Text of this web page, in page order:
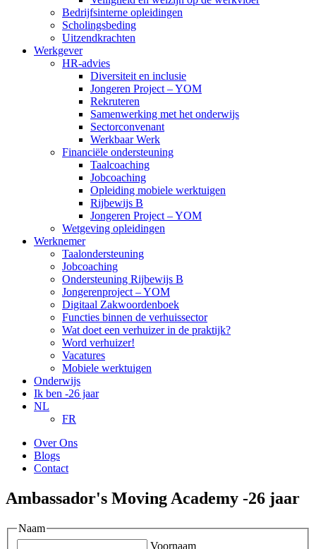
Bedrijfsinterne opleidingen
Scholingsbeding
Uitzendkrachten
Werkgever
HR-advies
Diversiteit en inclusie
Jongeren Project – YOM
Rekruteren
Samenwerking met het onderwijs
Sectorconvenant
Werkbaar Werk
Financiële ondersteuning
Taalcoaching
Jobcoaching
Opleiding mobiele werktuigen
Rijbewijs B
Jongeren Project – YOM
Wetgeving opleidingen
Werknemer
Taalondersteuning
Jobcoaching
Ondersteuning Rijbewijs B
Jongerenproject – YOM
Digitaal Zakwoordenboek
Functies binnen de verhuissector
Wat doet een verhuizer in de praktijk?
Word verhuizer!
Vacatures
Mobiele werktuigen
Onderwijs
Ik ben -26 jaar
NL
FR
Over Ons
Blogs
Contact
Ambassador's Moving Academy -26 jaar
Naam
Voornaam